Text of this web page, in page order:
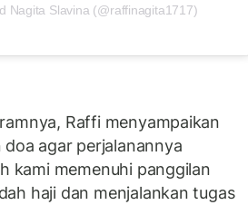
Nagita Slavina (@raffinagita1717)
Raffi menyampaikan
agar perjalanannya
kami memenuhi panggilan
haji dan menjalankan tugas